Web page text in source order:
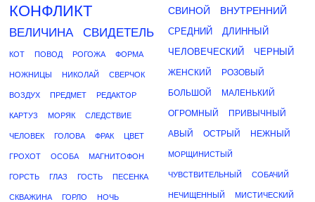
КОНФЛИКТ
ВЕЛИЧИНА СВИДЕТЕЛЬ
КОТ ПОВОД РОГОЖА ФОРМА
НОЖНИЦЫ НИКОЛАЙ СВЕРЧОК
ВОЗДУХ ПРЕДМЕТ РЕДАКТОР
КАРТУЗ МОРЯК СЛЕДСТВИЕ
ЧЕЛОВЕК ГОЛОВА ФРАК ЦВЕТ
ГРОХОТ ОСОБА МАГНИТОФОН
ГОРСТЬ ГЛАЗ ГОСТЬ ПЕСЕНКА
СКВАЖИНА ГОРЛО НОЧЬ
СВИНОЙ ВНУТРЕННИЙ
СРЕДНИЙ
ДЛИННЫЙ
ЧЕЛОВЕЧЕСКИЙ
ЧЕРНЫЙ
ЖЕНСКИЙ РОЗОВЫЙ
БОЛЬШОЙ МАЛЕНЬКИЙ
ОГРОМНЫЙ ПРИВЫЧНЫЙ
АВЫЙ ОСТРЫЙ НЕЖНЫЙ
МОРЩИНИСТЫЙ
ЧУВСТВИТЕЛЬНЫЙ СОБАЧИЙ
НЕЧИЩЕННЫЙ МИСТИЧЕСКИЙ